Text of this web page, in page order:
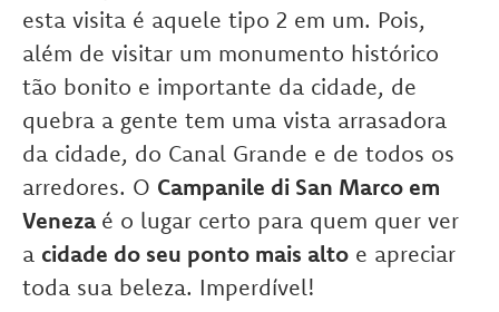
esta visita é aquele tipo 2 em um. Pois,
além de visitar um monumento histórico
tão bonito e importante da cidade, de
quebra a gente tem uma vista arrasadora
da cidade, do Canal Grande e de todos os
arredores. O Campanile di San Marco em
Veneza é o lugar certo para quem quer ver
a cidade do seu ponto mais alto e apreciar
toda sua beleza. Imperdível!